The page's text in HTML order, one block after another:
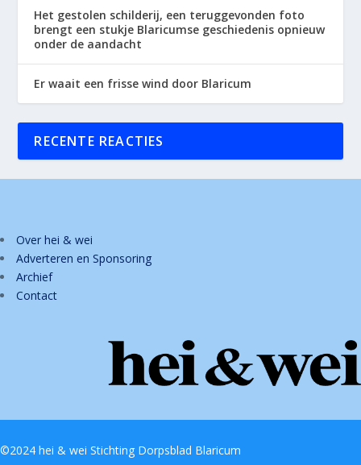
Het gestolen schilderij, een teruggevonden foto
brengt een stukje Blaricumse geschiedenis opnieuw
onder de aandacht
Er waait een frisse wind door Blaricum
RECENTE REACTIES
Over hei & wei
Adverteren en Sponsoring
Archief
Contact
©2024 hei & wei Stichting Dorpsblad Blaricum